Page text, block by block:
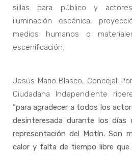
sillas para público y
iluminación escénica,
medios humanos o
escenificación.
Jesús Mario Blasco, Concejal
Ciudadana Independiente
“para agradecer a todos los
desinteresada durante los
representación del Motín. Son
calor y falta de tiempo libre